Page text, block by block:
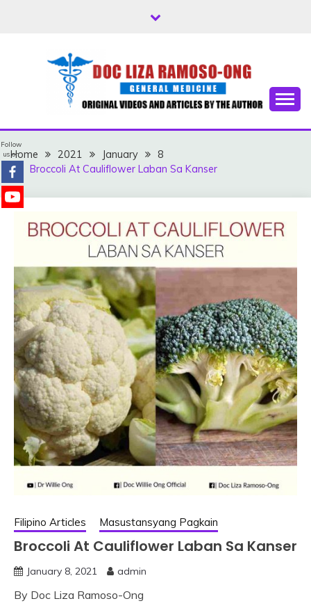
DOC LIZA RAMOSO-
ONG
Home 2021 January
8
Broccoli At Cauliflower Laban Sa Kanser
Filipino Articles Masustansyang Pagkain
Broccoli At Cauliflower Laban Sa Kanser
January 8, 2021 admin
By Doc Liza Ramoso-Ong
Follow
us on